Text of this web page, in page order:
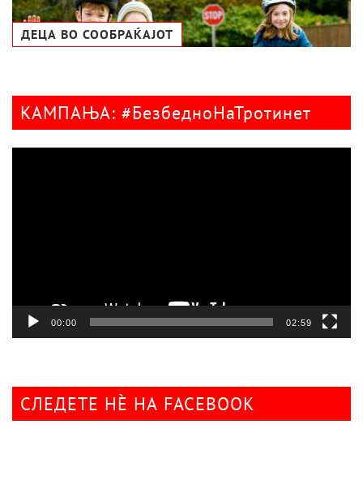
ДЕЦА ВО СООБРАЌАЈОТ
КАМПАЊА: #БезбедноНаТротинет
00:00 02:59
СЛЕДЕТЕ НÈ НА FACEBOOK